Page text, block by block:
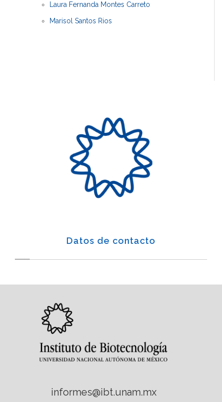
Laura Fernanda Montes Carreto
Marisol Santos Rios
Datos de contacto
informes@ibt.unam.mx